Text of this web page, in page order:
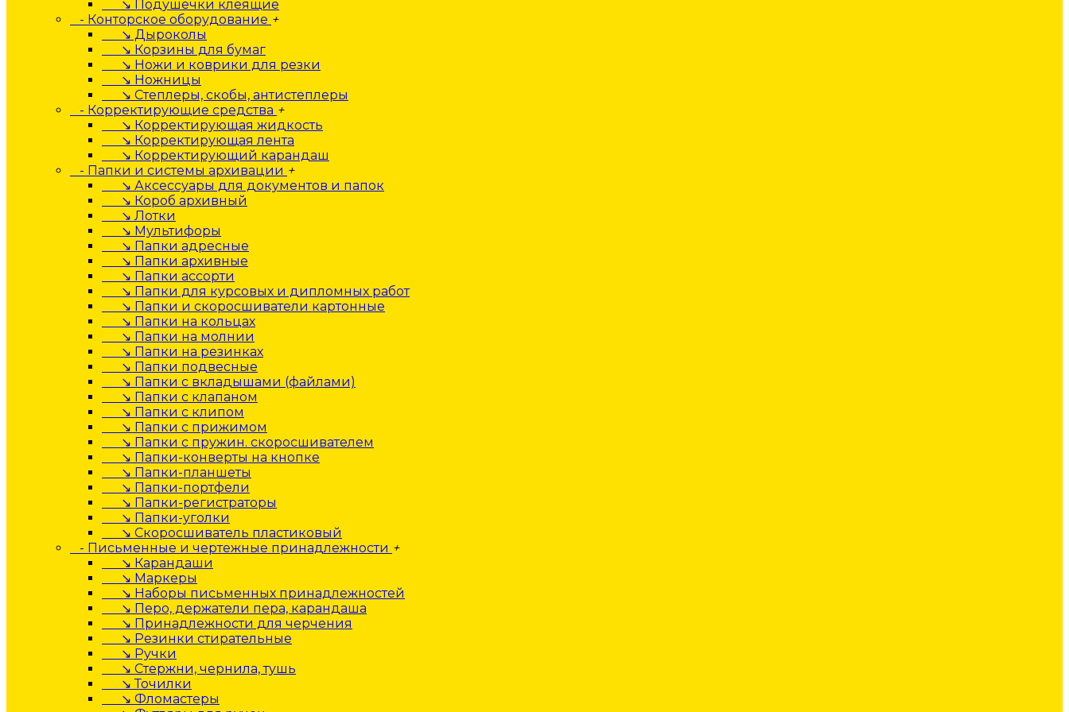
↘ Подушечки клеящие
- Конторское оборудование +
↘ Дыроколы
↘ Корзины для бумаг
↘ Ножи и коврики для резки
↘ Ножницы
↘ Степлеры, скобы, антистеплеры
- Корректирующие средства +
↘ Корректирующая жидкость
↘ Корректирующая лента
↘ Корректирующий карандаш
- Папки и системы архивации +
↘ Аксессуары для документов и папок
↘ Короб архивный
↘ Лотки
↘ Мультифоры
↘ Папки адресные
↘ Папки архивные
↘ Папки ассорти
↘ Папки для курсовых и дипломных работ
↘ Папки и скоросшиватели картонные
↘ Папки на кольцах
↘ Папки на молнии
↘ Папки на резинках
↘ Папки подвесные
↘ Папки с вкладышами (файлами)
↘ Папки с клапаном
↘ Папки с клипом
↘ Папки с прижимом
↘ Папки с пружин. скоросшивателем
↘ Папки-конверты на кнопке
↘ Папки-планшеты
↘ Папки-портфели
↘ Папки-регистраторы
↘ Папки-уголки
↘ Скоросшиватель пластиковый
- Письменные и чертежные принадлежности +
↘ Карандаши
↘ Маркеры
↘ Наборы письменных принадлежностей
↘ Перо, держатели пера, карандаша
↘ Принадлежности для черчения
↘ Резинки стирательные
↘ Ручки
↘ Стержни, чернила, тушь
↘ Точилки
↘ Фломастеры